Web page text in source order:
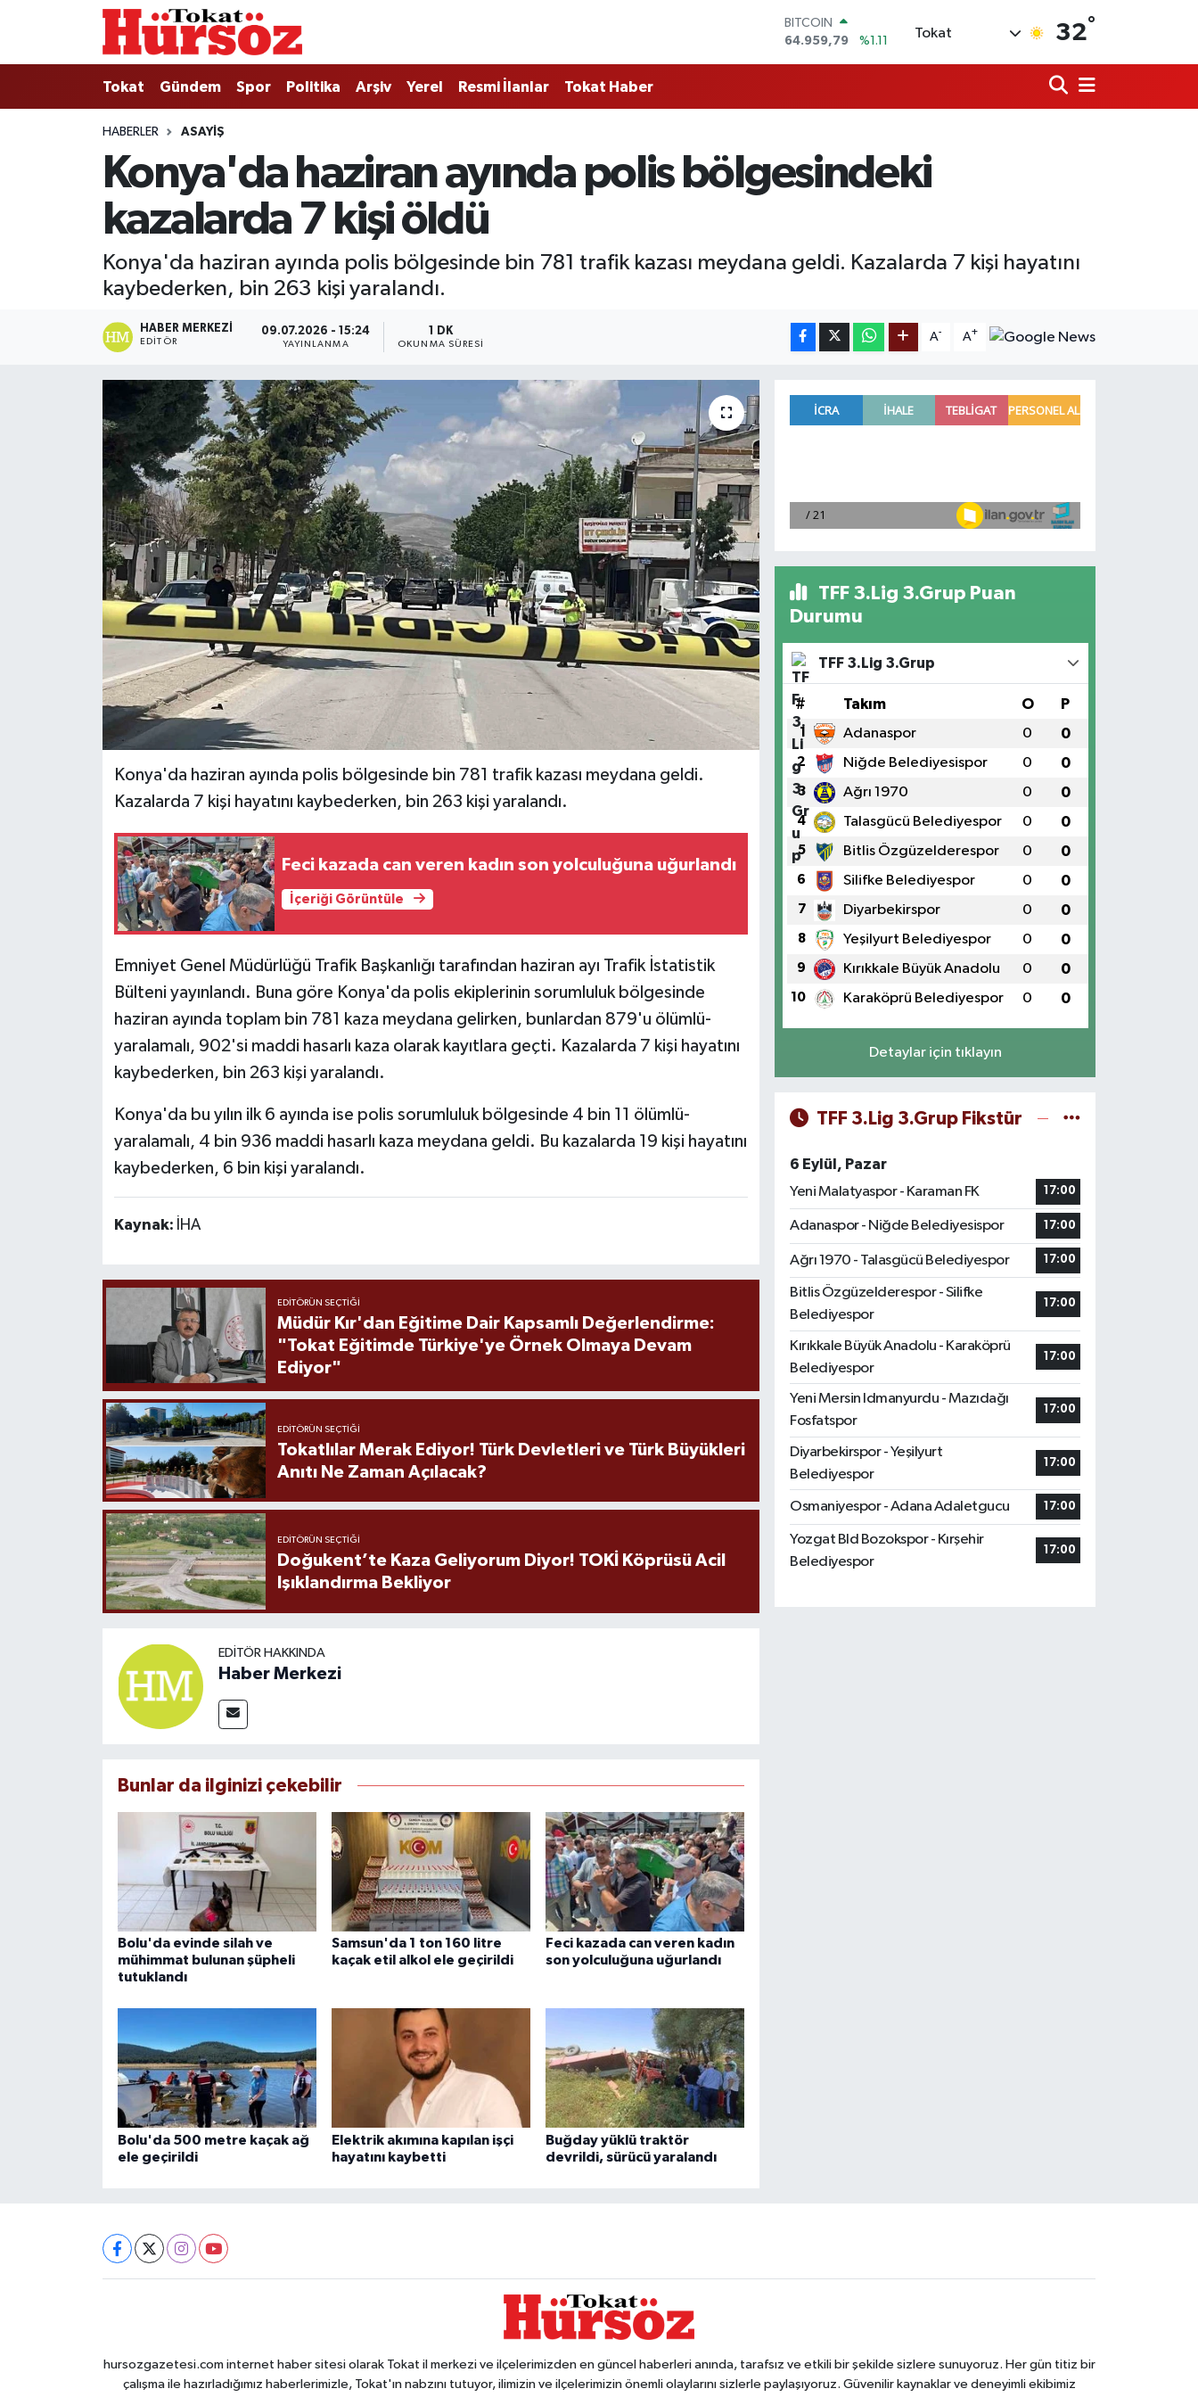
BITCOIN
64.959,79
%1.11
55,2510
%0.32
GRAM ALTIN
6660.55
%0.03
Tokat 32°
Tokat Gündem Spor Politika Arşiv Yerel Resmi İlanlar Tokat Haber
HABERLER ASAYIŞ
Konya'da haziran ayında polis bölgesindeki
kazalarda 7 kişi öldü
Konya'da haziran ayında polis bölgesinde bin 781 trafik kazası meydana geldi. Kazalarda 7 kişi hayatını
kaybederken, bin 263 kişi yaralandı.
HABER MERKEZI
EDITÖR
09.07.2026 - 15:24
YAYINLANMA
1 DK
OKUNMA SÜRESI
A- A+
Konya'da haziran ayında polis bölgesinde bin 781 trafik kazası meydana geldi.
Kazalarda 7 kişi hayatını kaybederken, bin 263 kişi yaralandı.
Feci kazada can veren kadın son yolculuğuna uğurlandı
İçeriği Görüntüle
Emniyet Genel Müdürlüğü Trafik Başkanlığı tarafından haziran ayı Trafik İstatistik
Bülteni yayınlandı. Buna göre Konya'da polis ekiplerinin sorumluluk bölgesinde
haziran ayında toplam bin 781 kaza meydana gelirken, bunlardan 879'u ölümlü-
yaralamalı, 902'si maddi hasarlı kaza olarak kayıtlara geçti. Kazalarda 7 kişi hayatını
kaybederken, bin 263 kişi yaralandı.
Konya'da bu yılın ilk 6 ayında ise polis sorumluluk bölgesinde 4 bin 11 ölümlü-
yaralamalı, 4 bin 936 maddi hasarlı kaza meydana geldi. Bu kazalarda 19 kişi hayatını
kaybederken, 6 bin kişi yaralandı.
Kaynak: İHA
EDITÖRÜN SEÇTIĞI
Müdür Kır'dan Eğitime Dair Kapsamlı Değerlendirme:
"Tokat Eğitimde Türkiye'ye Örnek Olmaya Devam
Ediyor"
EDITÖRÜN SEÇTIĞI
Tokatlılar Merak Ediyor! Türk Devletleri ve Türk Büyükleri
Anıtı Ne Zaman Açılacak?
EDITÖRÜN SEÇTIĞI
Doğukent’te Kaza Geliyorum Diyor! TOKİ Köprüsü Acil
Işıklandırma Bekliyor
EDITÖR HAKKINDA
Haber Merkezi
Bunlar da ilginizi çekebilir
Bolu'da evinde silah ve
mühimmat bulunan şüpheli
tutuklandı
Samsun'da 1 ton 160 litre
kaçak etil alkol ele geçirildi
Feci kazada can veren kadın
son yolculuğuna uğurlandı
Bolu'da 500 metre kaçak ağ
ele geçirildi
Elektrik akımına kapılan işçi
hayatını kaybetti
Buğday yüklü traktör
devrildi, sürücü yaralandı
TFF 3.Lig 3.Grup Puan
Durumu
TFF 3.Lig 3.Grup
# Takım O P
1 Adanaspor 0 0
2 Niğde Belediyesispor 0 0
3 Ağrı 1970 0 0
4 Talasgücü Belediyespor 0 0
5 Bitlis Özgüzelderespor 0 0
6 Silifke Belediyespor 0 0
7 Diyarbekirspor 0 0
8 Yeşilyurt Belediyespor 0 0
9 Kırıkkale Büyük Anadolu 0 0
10 Karaköprü Belediyespor 0 0
Detaylar için tıklayın
TFF 3.Lig 3.Grup Fikstür
6 Eylül, Pazar
Yeni Malatyaspor - Karaman FK
17:00
Adanaspor - Niğde Belediyesispor 17:00
Ağrı 1970 - Talasgücü Belediyespor 17:00
Bitlis Özgüzelderespor - Silifke
Belediyespor
17:00
Kırıkkale Büyük Anadolu - Karaköprü
Belediyespor
17:00
Yeni Mersin Idmanyurdu - Mazıdağı
Fosfatspor
17:00
Diyarbekirspor - Yeşilyurt
Belediyespor
17:00
Osmaniyespor - Adana Adaletgucu 17:00
Yozgat Bld Bozokspor - Kırşehir
Belediyespor
17:00
hursozgazetesi.com internet haber sitesi olarak Tokat il merkezi ve ilçelerimizden en güncel haberleri anında, tarafsız ve etkili bir şekilde sizlere sunuyoruz. Her gün titiz bir
çalışma ile hazırladığımız haberlerimizle, Tokat'ın nabzını tutuyor, ilimizin ve ilçelerimizin önemli olaylarını sizlerle paylaşıyoruz. Güvenilir kaynaklar ve deneyimli ekibimiz
Tokat
Türkiye Gündemi
Gündem
Politika
Tokat Spor
Ekonomi
Tokat Haber
Nöbetçi Eczaneler
Hava Durumu
Tokat Namaz Vakitleri
Trafik Durumu
Tüm Manşetler
Son Dakika Haberleri
Haber Arşivi